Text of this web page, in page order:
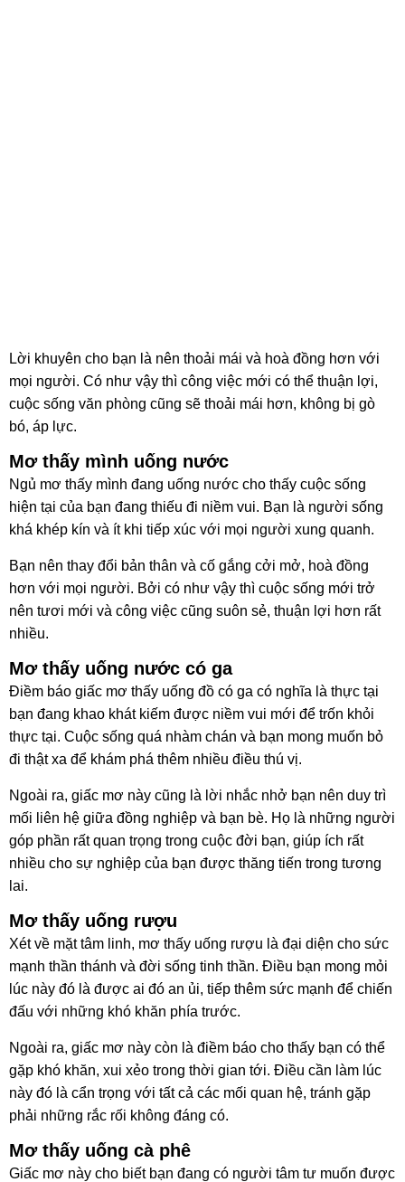
Lời khuyên cho bạn là nên thoải mái và hoà đồng hơn với
mọi người. Có như vậy thì công việc mới có thể thuận lợi,
cuộc sống văn phòng cũng sẽ thoải mái hơn, không bị gò
bó, áp lực.
Mơ thấy mình uống nước
Ngủ mơ thấy mình đang uống nước cho thấy cuộc sống
hiện tại của bạn đang thiếu đi niềm vui. Bạn là người sống
khá khép kín và ít khi tiếp xúc với mọi người xung quanh.
Bạn nên thay đổi bản thân và cố gắng cởi mở, hoà đồng
hơn với mọi người. Bởi có như vậy thì cuộc sống mới trở
nên tươi mới và công việc cũng suôn sẻ, thuận lợi hơn rất
nhiều.
Mơ thấy uống nước có ga
Điềm báo giấc mơ thấy uống đồ có ga có nghĩa là thực tại
bạn đang khao khát kiếm được niềm vui mới để trốn khỏi
thực tại. Cuộc sống quá nhàm chán và bạn mong muốn bỏ
đi thật xa để khám phá thêm nhiều điều thú vị.
Ngoài ra, giấc mơ này cũng là lời nhắc nhở bạn nên duy trì
mối liên hệ giữa đồng nghiệp và bạn bè. Họ là những người
góp phần rất quan trọng trong cuộc đời bạn, giúp ích rất
nhiều cho sự nghiệp của bạn được thăng tiến trong tương
lai.
Mơ thấy uống rượu
Xét về mặt tâm linh, mơ thấy uống rượu là đại diện cho sức
mạnh thần thánh và đời sống tinh thần. Điều bạn mong mỏi
lúc này đó là được ai đó an ủi, tiếp thêm sức mạnh để chiến
đấu với những khó khăn phía trước.
Ngoài ra, giấc mơ này còn là điềm báo cho thấy bạn có thể
gặp khó khăn, xui xẻo trong thời gian tới. Điều cần làm lúc
này đó là cẩn trọng với tất cả các mối quan hệ, tránh gặp
phải những rắc rối không đáng có.
Mơ thấy uống cà phê
Giấc mơ này cho biết bạn đang có người tâm tư muốn được